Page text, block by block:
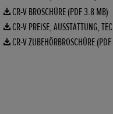
CR-V BROSCHÜRE (PDF 3.8 MB)
CR-V PREISE, AUSSTATTUNG,
CR-V ZUBEHÖRBROSCHÜRE